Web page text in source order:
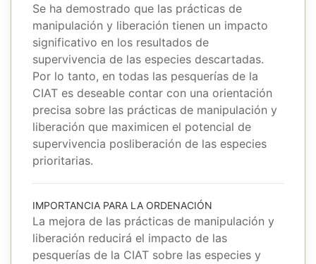
Se ha demostrado que las prácticas de
manipulación y liberación tienen un impacto
significativo en los resultados de
supervivencia de las especies descartadas.
Por lo tanto, en todas las pesquerías de la
CIAT es deseable contar con una orientación
precisa sobre las prácticas de manipulación y
liberación que maximicen el potencial de
supervivencia posliberación de las especies
prioritarias.
IMPORTANCIA PARA LA ORDENACIÓN
La mejora de las prácticas de manipulación y
liberación reducirá el impacto de las
pesquerías de la CIAT sobre las especies y